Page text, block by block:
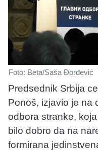
Foto: Beta/Saša Đorđević
Predsednik Srbija
Ponoš, izjavio je na
odbora stranke,
bilo dobro da na
formirana